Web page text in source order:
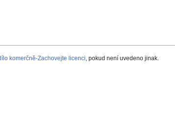
komerčně-Zachovejte licenci, pokud není uvedeno jinak.